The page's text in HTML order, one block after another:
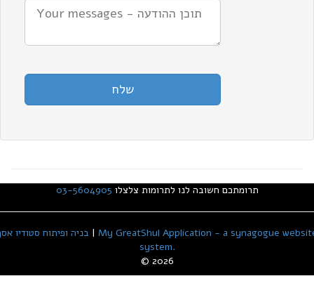
תרומתכם חשובה לנו לתרומות צלצלו 03-5604905
| My GreatShul Application - a synagogue
system.
© 2026